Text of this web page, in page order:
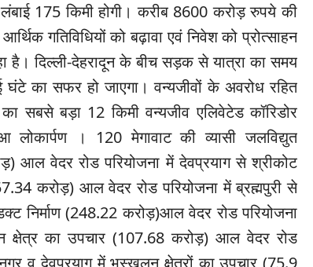
175 किमी होगी। करीब 8600 करोड़ रुपये की
गतिविधियों को बढ़ावा एवं निवेश को प्रोत्साहन
है। दिल्ली-देहरादून के बीच सड़क से यात्रा का समय
का सफर हो जाएगा। वन्यजीवों के अवरोध रहित
सबसे बड़ा 12 किमी वन्यजीव एलिवेटेड कॉरिडोर
। 120 मेगावाट की व्यासी जलविद्युत
आल वेदर रोड परियोजना में देवप्रयाग से श्रीकोट
करोड़) आल वेदर रोड परियोजना में ब्रह्मपुरी से
निर्माण (248.22 करोड़)आल वेदर रोड परियोजना
का उपचार (107.68 करोड़) आल वेदर रोड